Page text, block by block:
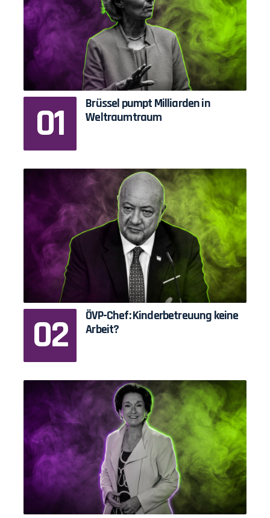
Brüssel pumpt Milliarden in
Weltraumtraum
ÖVP-Chef: Kinderbetreuung keine
Arbeit?